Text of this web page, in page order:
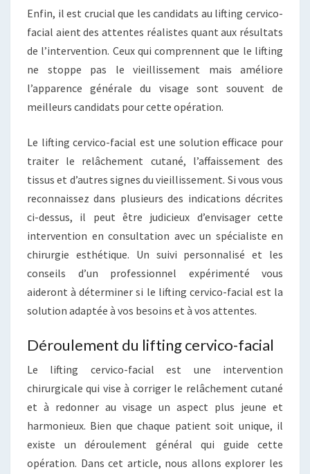
Enfin, il est crucial que les candidats au lifting cervico-
facial aient des attentes réalistes quant aux résultats
de l’intervention. Ceux qui comprennent que le lifting
ne stoppe pas le vieillissement mais améliore
l’apparence générale du visage sont souvent de
meilleurs candidats pour cette opération.
Le lifting cervico-facial est une solution efficace pour
traiter le relâchement cutané, l’affaissement des
tissus et d’autres signes du vieillissement. Si vous vous
reconnaissez dans plusieurs des indications décrites
ci-dessus, il peut être judicieux d’envisager cette
intervention en consultation avec un spécialiste en
chirurgie esthétique. Un suivi personnalisé et les
conseils d’un professionnel expérimenté vous
aideront à déterminer si le lifting cervico-facial est la
solution adaptée à vos besoins et à vos attentes.
Déroulement du lifting cervico-facial
Le lifting cervico-facial est une intervention
chirurgicale qui vise à corriger le relâchement cutané
et à redonner au visage un aspect plus jeune et
harmonieux. Bien que chaque patient soit unique, il
existe un déroulement général qui guide cette
opération. Dans cet article, nous allons explorer les